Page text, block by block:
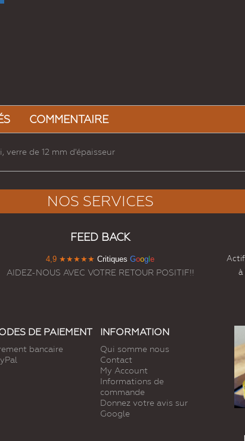
COMMENTAIRE
de 12 mm d'épaisseur
NOS SERVICES
FEED BACK
4,9 ★★★★★ Critiques Goog e
AIDEZ-NOUS AVEC VOTRE RETOUR POSITIF!!
Actif
à
DE PAIEMENT
bancaire
INFORMATION
Qui somme nous
Contact
My Account
Informations de
commande
Donnez votre avis sur
Google